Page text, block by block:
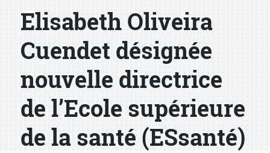
Elisabeth Oliveira
Cuendet désignée
nouvelle directrice
de l’Ecole supérieure
de la santé (ESsanté)